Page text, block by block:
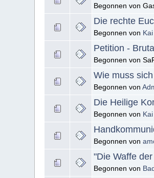
Begonnen von
Die rechte
Begonnen von Kai
Petition -
Begonnen von
Wie muss
Begonnen von
Die Heilige
Begonnen von Kai
Begonnen von
"Die Waffe
Begonnen von